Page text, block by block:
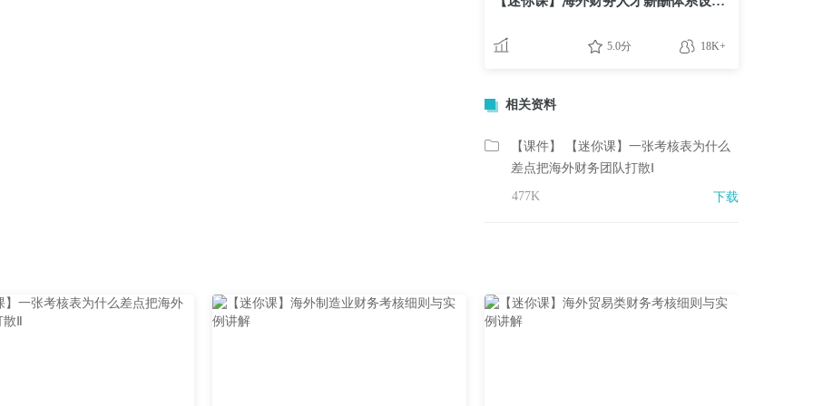
5.0分 18K+
相关资料
【课件】 【迷你课】一张考核表为什么
差点把海外财务团队打散Ⅰ
477K 下载